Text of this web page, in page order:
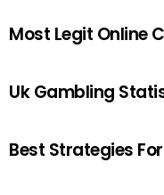
Most Legit Online
Uk Gambling
Best Strategies